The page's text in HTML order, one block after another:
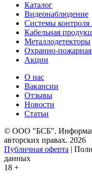
Каталог
Видеонаблюдение
Системы контроля
Кабельная
Металлодетекторы
Охранно-пожарная
Акции
О нас
Вакансии
Отзывы
Новости
Статьи
© ООО "БСБ".
авторских правах. 2026
Публичная оферта |
данных
18 +